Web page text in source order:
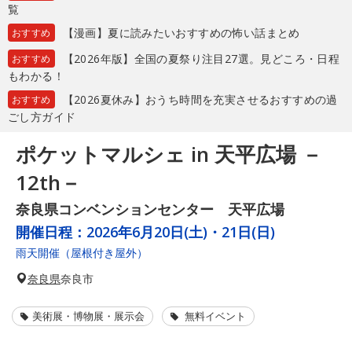
覧
おすすめ 【漫画】夏に読みたいおすすめの怖い話まとめ
おすすめ
【2026年版】全国の夏祭り注目27選。見どころ・日程
もわかる！
おすすめ
【2026夏休み】おうち時間を充実させるおすすめの過
ごし方ガイド
ポケットマルシェ in 天平広場 －
12th－
奈良県コンベンションセンター 天平広場
開催日程： 2026年6月20日(土)・21日(日)
雨天開催（屋根付き屋外）
奈良県奈良市
美術展・博物展・展示会 無料イベント